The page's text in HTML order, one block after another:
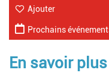
Ajouter
Prochains
En savoir plus